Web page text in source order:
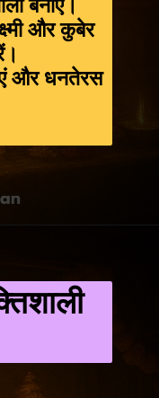
बनाएं।
और कुबेर
और धनतेरस